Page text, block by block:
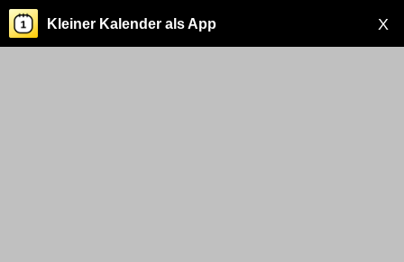
X
Kleiner Kalender als App